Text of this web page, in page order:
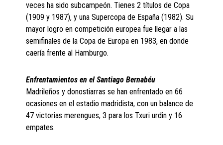
veces ha sido subcampeón. Tienes 2 títulos de Copa
(1909 y 1987), y una Supercopa de España (1982). Su
mayor logro en competición europea fue llegar a las
semifinales de la Copa de Europa en 1983, en donde
caería frente al Hamburgo.
Enfrentamientos en el Santiago Bernabéu
Madrileños y donostiarras se han enfrentado en 66
ocasiones en el estadio madridista, con un balance de
47 victorias merengues, 3 para los Txuri urdin y 16
empates.